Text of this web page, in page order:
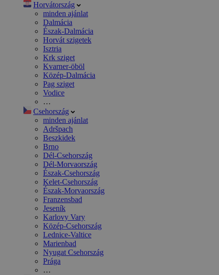
Horvátország
minden ajánlat
Dalmácia
Észak-Dalmácia
Horvát szigetek
Isztria
Krk sziget
Kvarner-öböl
Közép-Dalmácia
Pag sziget
Vodice
…
Csehország
minden ajánlat
Adršpach
Beszkidek
Brno
Dél-Csehország
Dél-Morvaország
Észak-Csehország
Kelet-Csehország
Észak-Morvaország
Franzensbad
Jeseník
Karlovy Vary
Közép-Csehország
Lednice-Valtice
Marienbad
Nyugat Csehország
Prága
…